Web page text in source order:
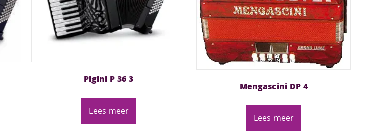
Pigini P 36 3
Lees meer
Mengascini DP 4
Lees meer